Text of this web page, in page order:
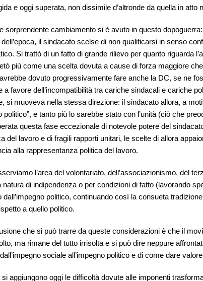
e oggi superata, non dissimile d’altronde da quella in atto
sorprendente cambiamento si è avuto in questo
il sindacato scelse di non qualificarsi in senso
Si trattò di un fatto di grande rilievo per quanto riguarda
più come una scelta dovuta a cause di forza maggiore
dovuto progressivamente fare anche la DC, se ne
a favore dell’incompatibilità tra cariche sindacali e cariche
si muoveva nella stessa direzione: il sindacato allora, a
politico”, e tanto più lo sarebbe stato con l’unità (ciò che
questa fase eccezionale di notevole potere del
del lavoro e di fragili rapporti unitari, le scelte di allora
alla rappresentanza politica del lavoro.
l’area del volontariato, dell’associazionismo, del
natura di indipendenza o per condizioni di fatto (lavorando
dall’impegno politico, continuando così la consueta
a quello politico.
che si può trarre da queste considerazioni è che il
ma rimane del tutto irrisolta e si può dire neppure
sociale all’impegno politico e di come dare
si aggiungono oggi le difficoltà dovute alle imponenti